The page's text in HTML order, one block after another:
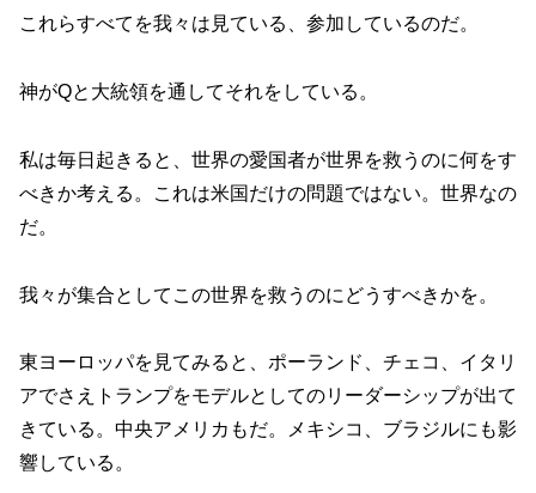
これらすべてを我々は見ている、参加しているのだ。
神がQと大統領を通してそれをしている。
私は毎日起きると、世界の愛国者が世界を救うのに何をす
べきか考える。これは米国だけの問題ではない。世界なの
だ。
我々が集合としてこの世界を救うのにどうすべきかを。
東ヨーロッパを見てみると、ポーランド、チェコ、イタリ
アでさえトランプをモデルとしてのリーダーシップが出て
きている。中央アメリカもだ。メキシコ、ブラジルにも影
響している。